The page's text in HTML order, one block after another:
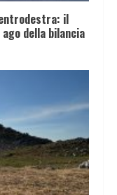
il
della bilancia